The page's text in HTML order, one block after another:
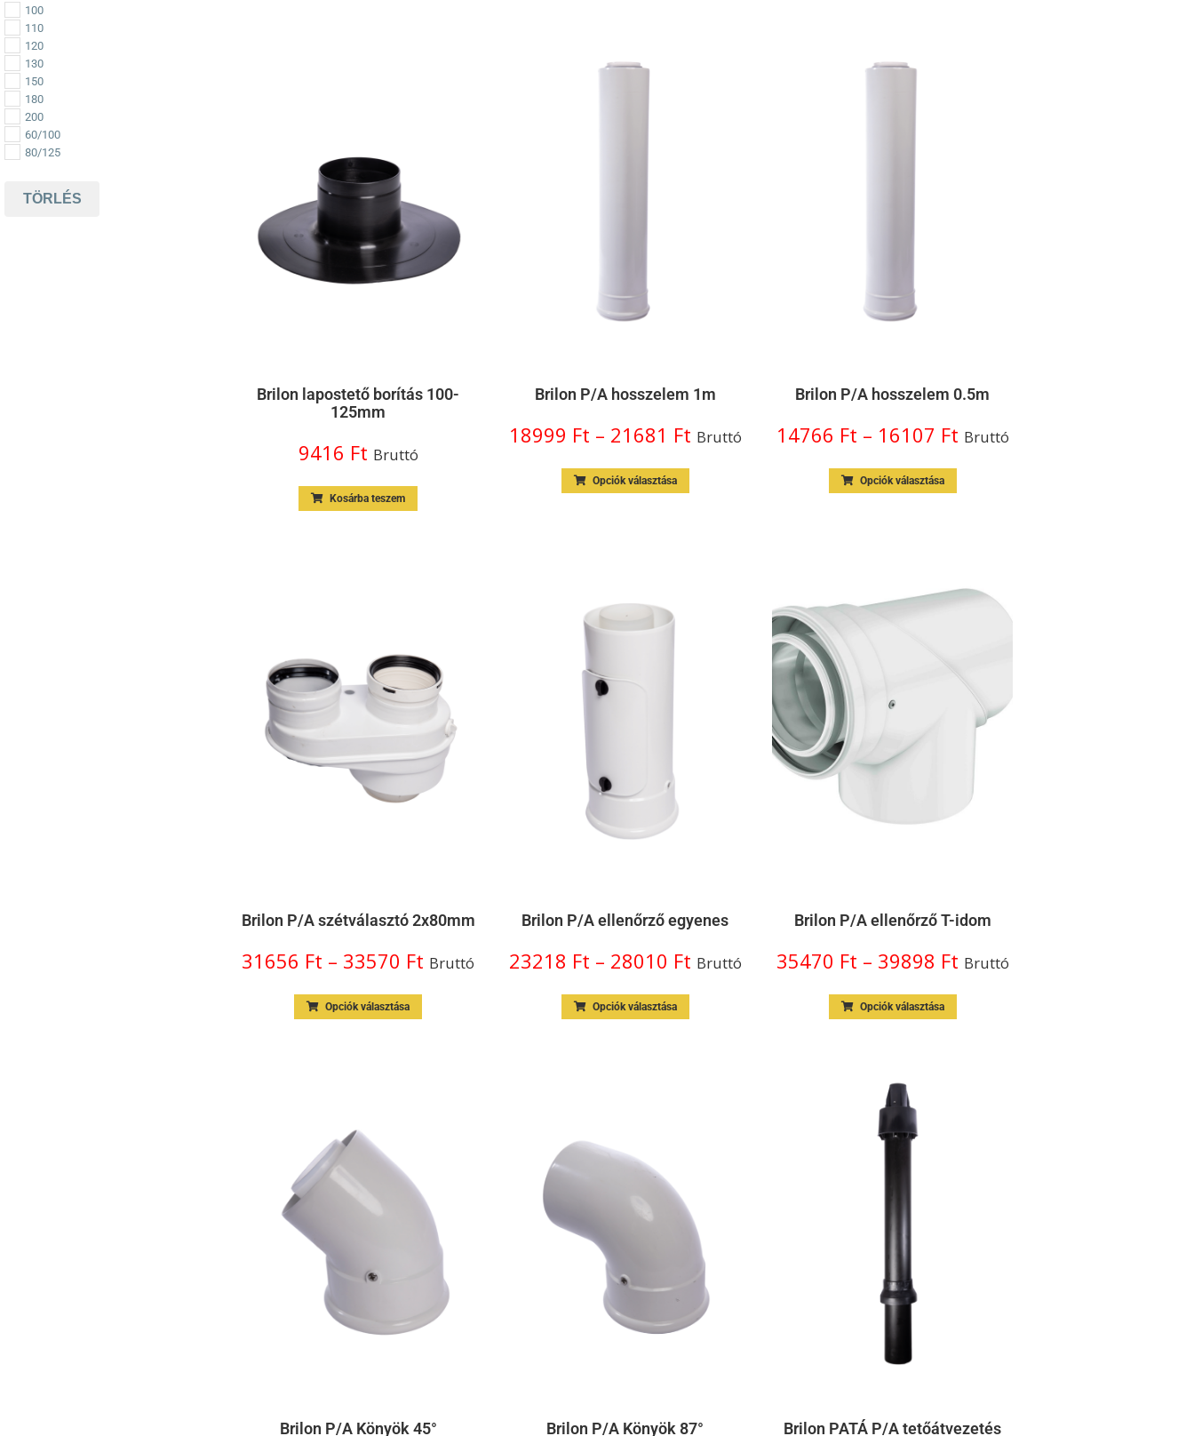
100
110
120
130
150
180
200
60/100
80/125
TÖRLÉS
Brilon lapostető borítás 100-
125mm
9416 Ft Bruttó
Kosárba teszem
Brilon P/A hosszelem 1m
18999 Ft – 21681 Ft Bruttó
Opciók választása
Brilon P/A hosszelem 0.5m
14766 Ft – 16107 Ft Bruttó
Opciók választása
Brilon P/A szétválasztó 2x80mm
31656 Ft – 33570 Ft Bruttó
Opciók választása
Brilon P/A ellenőrző egyenes
23218 Ft – 28010 Ft Bruttó
Opciók választása
Brilon P/A ellenőrző T-idom
35470 Ft – 39898 Ft Bruttó
Opciók választása
Brilon P/A Könyök 45° Brilon P/A Könyök 87° Brilon PATÁ P/A tetőátvezetés